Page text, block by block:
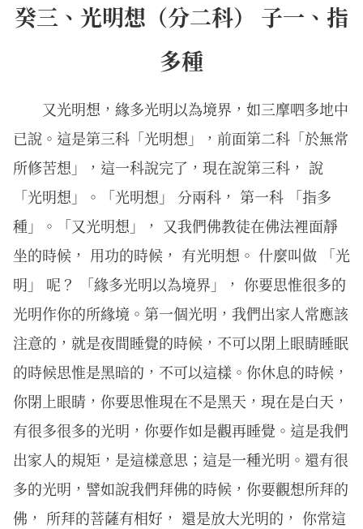
癸三、光明想（分二科） 子一、指
多種
又光明想，緣多光明以為境界，如三摩呬多地中
已說。這是第三科「光明想」，前面第二科「於無常
所修苦想」，這一科說完了，現在說第三科， 說
「光明想」。「光明想」 分兩科， 第一科 「指多
種」。「又光明想」， 又我們佛教徒在佛法裡面靜
坐的時候， 用功的時候， 有光明想。 什麼叫做 「光
明」 呢？ 「緣多光明以為境界」， 你要思惟很多的
光明作你的所緣境。第一個光明，我們出家人常應該
注意的，就是夜間睡覺的時候，不可以閉上眼睛睡眠
的時候思惟是黑暗的，不可以這樣。你休息的時候，
你閉上眼睛，你要思惟現在不是黑天，現在是白天，
有很多很多的光明，你要作如是觀再睡覺。這是我們
出家人的規矩，是這樣意思；這是一種光明。還有很
多的光明，譬如說我們拜佛的時候，你要觀想所拜的
佛， 所拜的菩薩有相好， 還是放大光明的， 你常這